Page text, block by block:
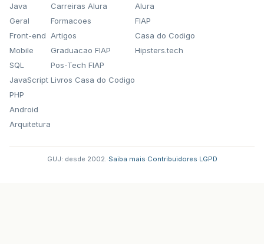
Java
Geral
Front-end
Mobile
SQL
JavaScript
PHP
Android
Arquitetura
Carreiras Alura
Formacoes
Artigos
Graduacao FIAP
Pos-Tech FIAP
Livros Casa do Codigo
Alura
FIAP
Casa do Codigo
Hipsters.tech
GUJ: desde 2002. Saiba mais Contribuidores LGPD